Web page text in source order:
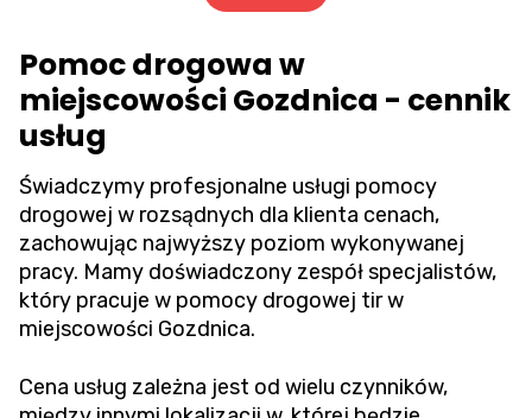
Pomoc drogowa w
miejscowości Gozdnica - cennik
usług
Świadczymy profesjonalne usługi pomocy
drogowej w rozsądnych dla klienta cenach,
zachowując najwyższy poziom wykonywanej
pracy. Mamy doświadczony zespół specjalistów,
który pracuje w pomocy drogowej tir w
miejscowości Gozdnica.
Cena usług zależna jest od wielu czynników,